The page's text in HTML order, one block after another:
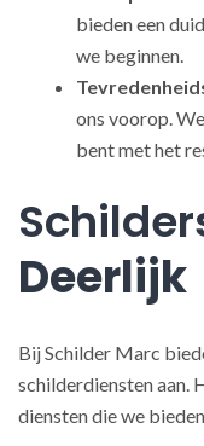
bieden een
we beginnen.
ons voorop.
bent met het
Deerlijk
Bij Schilder Marc
schilderdiensten aan.
diensten die we